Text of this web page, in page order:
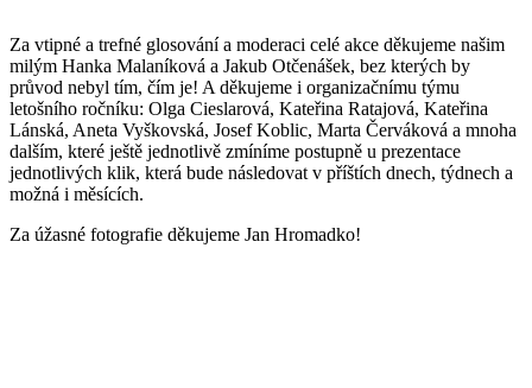
Za vtipné a trefné glosování a moderaci celé akce děkujeme našim
milým Hanka Malaníková a Jakub Otčenášek, bez kterých by
průvod nebyl tím, čím je! A děkujeme i organizačnímu týmu
letošního ročníku: Olga Cieslarová, Kateřina Ratajová, Kateřina
Lánská, Aneta Vyškovská, Josef Koblic, Marta Červáková a mnoha
dalším, které ještě jednotlivě zmíníme postupně u prezentace
jednotlivých klik, která bude následovat v příštích dnech, týdnech a
možná i měsících.
Za úžasné fotografie děkujeme Jan Hromadko!